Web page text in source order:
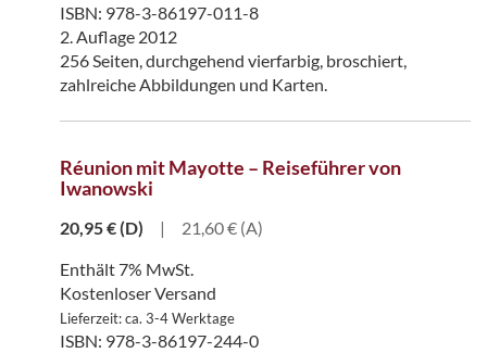
ISBN: 978-3-86197-011-8
2. Auflage 2012
256 Seiten, durchgehend vierfarbig, broschiert,
zahlreiche Abbildungen und Karten.
Réunion mit Mayotte – Reiseführer von
Iwanowski
20,95€(D) |
21,60 € (A)
Enthält 7% MwSt.
Kostenloser Versand
Lieferzeit: ca. 3-4 Werktage
ISBN: 978-3-86197-244-0